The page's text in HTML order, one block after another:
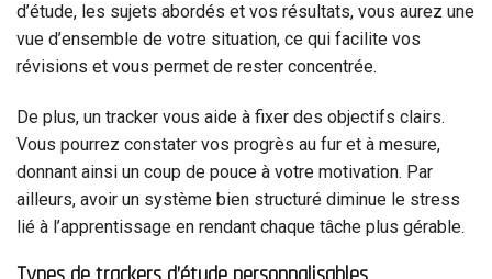
d’étude, les sujets abordés et vos résultats, vous aurez une
vue d’ensemble de votre situation, ce qui facilite vos
révisions et vous permet de rester concentrée.
De plus, un tracker vous aide à fixer des objectifs clairs.
Vous pourrez constater vos progrès au fur et à mesure,
donnant ainsi un coup de pouce à votre motivation. Par
ailleurs, avoir un système bien structuré diminue le stress
lié à l’apprentissage en rendant chaque tâche plus gérable.